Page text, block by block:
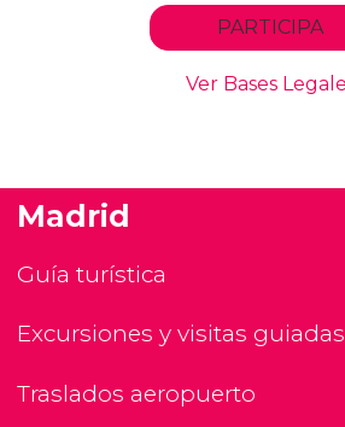
Madrid
Guía turística
Excursiones y visitas guiadas
Traslados aeropuerto